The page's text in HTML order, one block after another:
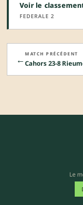
Voir le
FEDERALE 2
← MATCH PRÉCÉDENT
Cahors 23-8
Le